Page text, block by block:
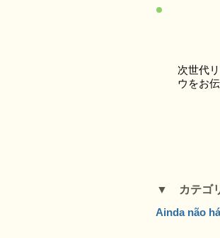
次世代
ウをお
▼ カテゴ
Ainda não